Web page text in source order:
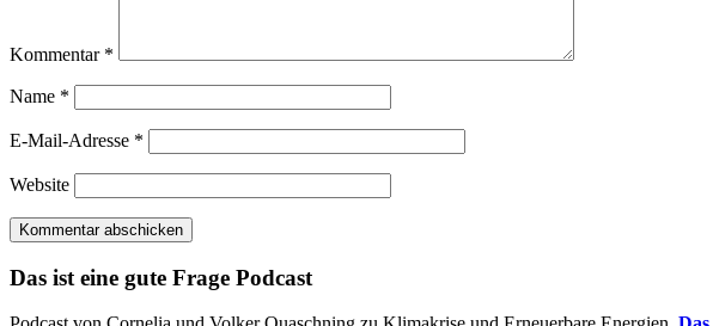
Kommentar *
Name *
E-Mail-Adresse *
Website
Das ist eine gute Frage Podcast